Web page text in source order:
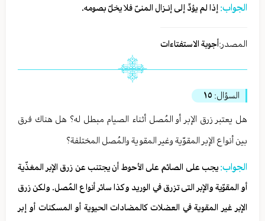
الجواب: إذا لم یؤدِّ إلی إنـزال المنیّ فلا یخلّ بصومه.
المصدر:أجوبة الاستفتاءات
السؤال: ١٥
هل يعتبر زرق الإبر أو المُصل أثناء الصيام مبطل له؟ هل هناك فرق
بين أنواع الإبر المقوّیة وغير المقوية والمُصل المختلفة؟
الجواب:یجب علی الصائم على الأحوط أن یجتنب عن زرق الإبر المغذّیة
أو المقوّیة والإبر التی تزرق في الوريد وكذا سائر أنواع المُصل. ولكن زرق
الإبر غير المقوية في العضلات كالمضادات الحيوية أو المسكنات أو إبر